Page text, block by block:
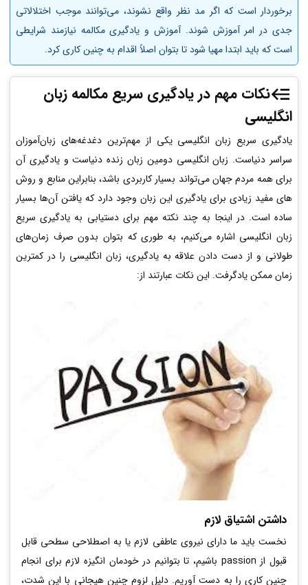
برخوردار است که اگر مد نظر واقع نشوند، می‌توانند موجب اختلالاتی
جدی در امر آموزش شوند. آموزش و یادگیری مکالمه نیازمند شرایطی
است که باید ابتدا مهیا شود تا بتوان اصلاً اقدام به چنین کاری کرد.
نکات مهم در یادگیری سریع مکالمه زبان
انگلیسی
یادگیری سریع زبان انگلیسی یکی از مهم‌ترین دغدغه‌های زبان‌آموزان
سراسر دنیاست. زبان انگلیسی دومین زبان زنده دنیاست و یادگیری آن
برای همه مردم جهان می­‌تواند بسیار کاربردی باشد، بنابراین منابع و روش­‌
های مفید زیادی برای یادگیری این زبان وجود دارد که یافتن آن‌ها بسیار
ساده است. در اینجا به چند نکته مهم برای دستیابی به یادگیری سریع
زبان انگلیسی اشاره می­‌کنیم، به طوری که بتوان بدون صرف زمان­‌های
طولانی و از دست دادن علاقه به یادگیری، زبان انگلیسی را در کمترین
زمان ممکن یادگرفت. این نکات عبارتند از:
داشتن اشتیاق لازم
نخست باید ما دارای نیروی عاطفی لازم یا به اصطلاحی سطحی قابل
قبول از passion باشیم، تا بتوانیم در خودمان انگیزه لازم برای انجام
چنین کاری را به دست آوریم. دلیل لزوم چنین هیجانی با این شدت،